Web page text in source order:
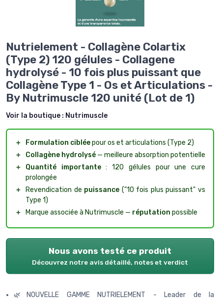
Nutrielement - Collagène Colartix
(Type 2) 120 gélules - Collagene
hydrolysé - 10 fois plus puissant que
Collagène Type 1 - Os et Articulations -
By Nutrimuscle 120 unité (Lot de 1)
Voir la boutique : Nutrimuscle
＋ Formulation cibléepour os et articulations (Type 2)
＋
Collagène hydrolysé — meilleure absorption potentielle
＋
Quantité importante: 120 gélules pour une cure
prolongée
＋
Revendication de puissance ("10 fois plus puissant" vs
Type 1)
＋
Marque associée à Nutrimuscle — réputation possible
Nous avons testé ce produit
Découvrez notre avis détaillé, notes et verdict
🌿NOUVELLE GAMME NUTRIELEMENT - Leader de la